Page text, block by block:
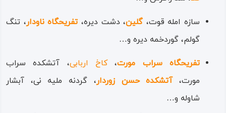
سازه امله قوت،گلین، دشت دیره،تفریحگاه ناودار، تنگ
گولم، گوردخمه دیره و…
تفریحگاه سراب مورت،کاخ اربابی، آتشکده سراب
مورت،آتشکده حسن زوردار، گردنه ملیه نی، آبشار
شاوله و…